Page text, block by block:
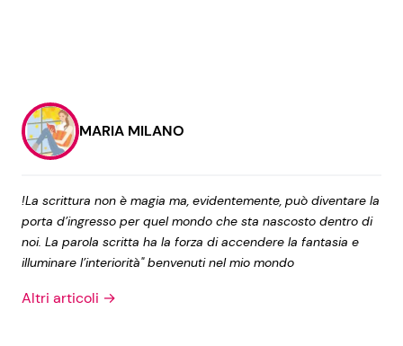
MARIA MILANO
!La scrittura non è magia ma, evidentemente, può diventare la
porta d’ingresso per quel mondo che sta nascosto dentro di
noi. La parola scritta ha la forza di accendere la fantasia e
illuminare l’interiorità" benvenuti nel mio mondo
Altri articoli →